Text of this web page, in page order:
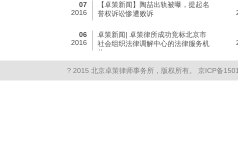
07
2016
【卓策新闻】陶喆出轨被曝，提起名
誉权诉讼惨遭败诉
06
2016
卓策新闻| 卓策律所成功竞标北京市
社会组织法律调解中心的法律服务机
构
? 2015 北京卓策律师事务所，版权所有。 京ICP备